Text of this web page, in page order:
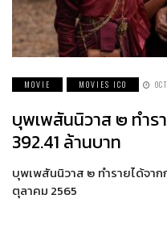
MOVIE MOVIES ICO
บุพเพสันนิวาส ๒ ทำร
392.41 ล้านบาท
บุพเพสันนิวาส ๒ ทำรายได้จาก
ตุลาคม 2565